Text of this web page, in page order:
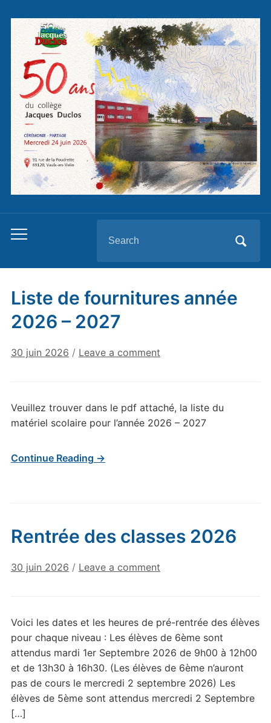
Toggle
menu
for:
Liste de fournitures année
2026 – 2027
30 juin 2026 / Leave a comment
Veuillez trouver dans le pdf attaché, la liste du
matériel scolaire pour l’année 2026 – 2027
Continue Reading →
Rentrée des classes 2026
30 juin 2026 / Leave a comment
Voici les dates et les heures de pré-rentrée des élèves
pour chaque niveau : Les élèves de 6ème sont
attendus mardi 1er Septembre 2026 de 9h00 à 12h00
et de 13h30 à 16h30. (Les élèves de 6ème n’auront
pas de cours le mercredi 2 septembre 2026) Les
élèves de 5ème sont attendus mercredi 2 Septembre
[…]